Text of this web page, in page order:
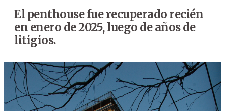
El penthouse fue recuperado recién
en enero de 2025, luego de años de
litigios.